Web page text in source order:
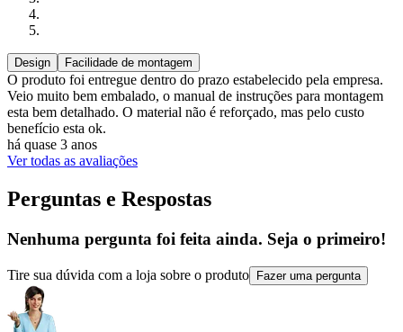
Design Facilidade de montagem
O produto foi entregue dentro do prazo estabelecido pela empresa.
Veio muito bem embalado, o manual de instruções para montagem
esta bem detalhado. O material não é reforçado, mas pelo custo
benefício esta ok.
há quase 3 anos
Ver todas as avaliações
Perguntas e Respostas
Nenhuma pergunta foi feita ainda. Seja o primeiro!
Tire sua dúvida com a loja sobre o produto Fazer uma pergunta